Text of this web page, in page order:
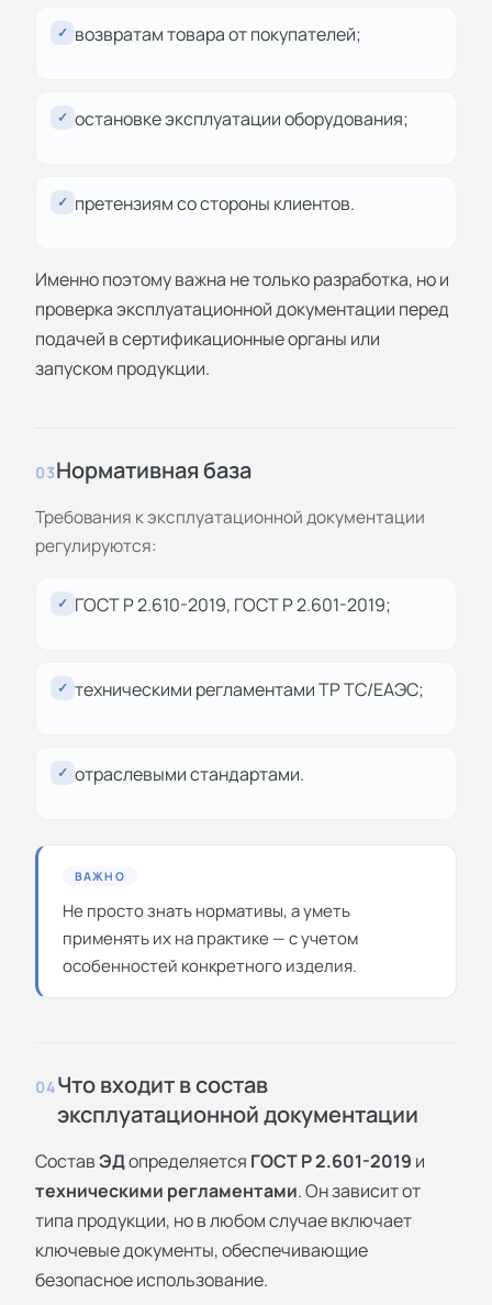
✓ возвратам товара от покупателей;
✓ остановке эксплуатации оборудования;
✓ претензиям со стороны клиентов.
Именно поэтому важна не только разработка, но и
проверка эксплуатационной документации перед
подачей в сертификационные органы или
запуском продукции.
03Нормативная база
Требования к эксплуатационной документации
регулируются:
✓ ГОСТ Р 2.610-2019, ГОСТ Р 2.601-2019;
✓ техническими регламентами ТР ТС/ЕАЭС;
✓ отраслевыми стандартами.
ВАЖНО
Не просто знать нормативы, а уметь
применять их на практике — с учетом
особенностей конкретного изделия.
04Что входит в состав
эксплуатационной документации
СоставЭДопределяется ГОСТ Р 2.601-2019 и
техническими регламентами. Он зависит от
типа продукции, но в любом случае включает
ключевые документы, обеспечивающие
безопасное использование.